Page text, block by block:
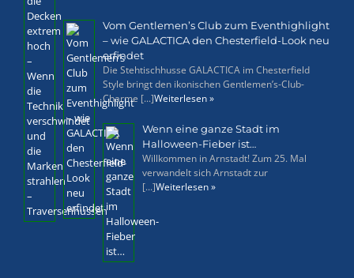
Vom Gentlemen’s Club zum Eventhighlight
– wie GALACTICA den Chesterfield-Look neu
erfindet
Die Stehtischhusse GALACTICA im Chesterfield
Style bringt den ikonischen Gentlemen’s-Club-
Charme [...]Weiterlesen »
Wenn eine ganze Stadt im
Halloween-Fieber ist…
Willkommen in Arnstadt! Zum 25. Mal
verwandelt sich Arnstadt zur
[...]Weiterlesen »